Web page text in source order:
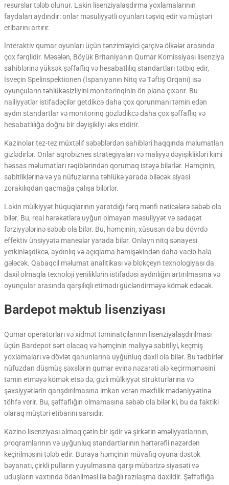
resurslar tələb olunur. Lakin lisenziyalaşdırma yoxlamalarının
faydaları aydındır: onlar məsuliyyətli oyunları təşviq edir və müştəri
etibarını artırır.
İnteraktiv qumar oyunları üçün tənzimləyici çərçivə ölkələr arasında
çox fərqlidir. Məsələn, Böyük Britaniyanın Qumar Komissiyası lisenziya
sahiblərinə yüksək şəffaflıq və hesabatlılıq standartları tətbiq edir,
İsveçin Spelinspektionen (İspaniyanın Nitq və Təftiş Orqanı) isə
oyunçuların təhlükəsizliyini monitorinqinin ön plana çıxarır. Bu
nailiyyətlər istifadəçilər getdikcə daha çox qorunmanı təmin edən
aydın standartlar və monitorinq gözlədikcə daha çox şəffaflıq və
hesabatlılığa doğru bir dəyişikliyi əks etdirir.
Kazinolar tez-tez müxtəlif səbəblərdən sahibləri haqqında məlumatları
gizlədirlər. Onlar aqrobiznes strategiyaları və maliyyə dəyişiklikləri kimi
həssas məlumatları rəqiblərindən qorumaq istəyə bilərlər. Həmçinin,
sabitliklərinə və ya nüfuzlarına təhlükə yarada biləcək siyasi
zorakılıqdan qaçmağa çalışa bilərlər.
Lakin mülkiyyət hüquqlarının yaratdığı fərq mənfi nəticələrə səbəb ola
bilər. Bu, real hərəkətlərə uyğun olmayan məsuliyyət və sədaqət
fərziyyələrinə səbəb ola bilər. Bu, həmçinin, xüsusən də bu dövrdə
effektiv ünsiyyətə maneələr yarada bilər. Onlayn nitq sənayesi
yetkinləşdikcə, aydınlıq və açıqlama həmişəkindən daha vacib hala
gələcək. Qabaqcıl məlumat analitikası və blokçeyn texnologiyası da
daxil olmaqla texnoloji yeniliklərin istifadəsi aydınlığın artırılmasına və
oyunçular arasında qarşılıqlı etimadı gücləndirməyə kömək edəcək.
Bardepot məktub lisenziyası
Qumar operatorları və xidmət təminatçılarının lisenziyalaşdırılması
üçün Bardepot sərt olacaq və həmçinin maliyyə sabitliyi, keçmiş
yoxlamaları və dövlət qanunlarına uyğunluq daxil ola bilər. Bu tədbirlər
nüfuzdan düşmüş şəxslərin qumar evinə nəzarəti ələ keçirməməsini
təmin etməyə kömək etsə də, gizli mülkiyyət strukturlarına və
şəxsiyyətlərin qarışdırılmasına imkan verən məxfilik mədəniyyətinə
töhfə verir. Bu, şəffaflığın olmamasına səbəb ola bilər ki, bu da faktiki
olaraq müştəri etibarını sarsıdır.
Kazino lisenziyası almaq çətin bir işdir və şirkətin əməliyyatlarının,
proqramlarının və uyğunluq standartlarının hərtərəfli nəzərdən
keçirilməsini tələb edir. Buraya həmçinin müvafiq oyuna dəstək
bəyanatı, çirkli pulların yuyulmasına qarşı mübarizə siyasəti və
uduşların vaxtında ödənilməsi ilə bağlı razılaşma daxildir. Şəffaflığa